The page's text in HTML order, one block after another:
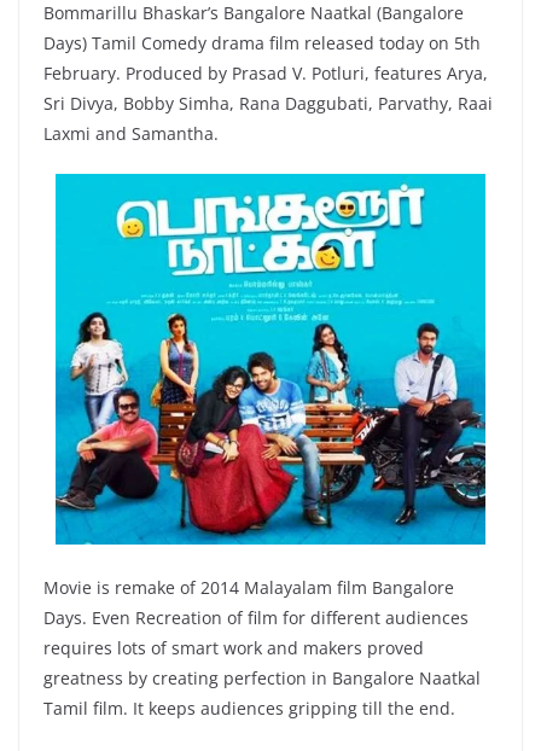
Bommarillu Bhaskar’s Bangalore Naatkal (Bangalore
Days) Tamil Comedy drama film released today on 5th
February. Produced by Prasad V. Potluri, features Arya,
Sri Divya, Bobby Simha, Rana Daggubati, Parvathy, Raai
Laxmi and Samantha.
Movie is remake of 2014 Malayalam film Bangalore
Days. Even Recreation of film for different audiences
requires lots of smart work and makers proved
greatness by creating perfection in Bangalore Naatkal
Tamil film. It keeps audiences gripping till the end.